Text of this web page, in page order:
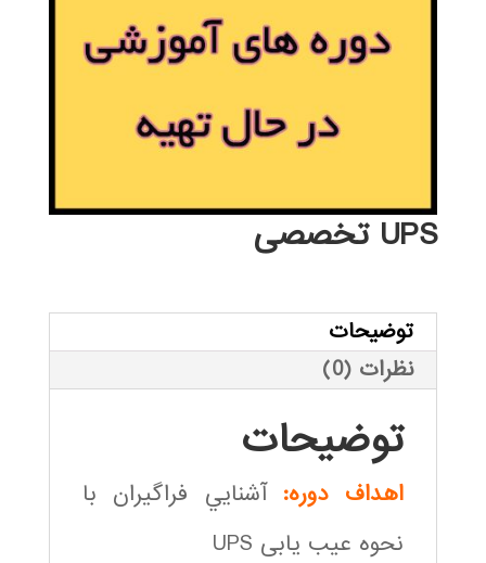
UPS تخصصی
توضیحات
نظرات (0)
توضیحات
اهداف دوره: آشنايي فراگيران با
نحوه عیب یابی UPS